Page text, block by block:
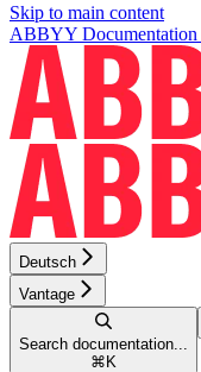
Skip to main content
ABBYY Documentation
Deutsch
Vantage
Search documentation...
⌘ K